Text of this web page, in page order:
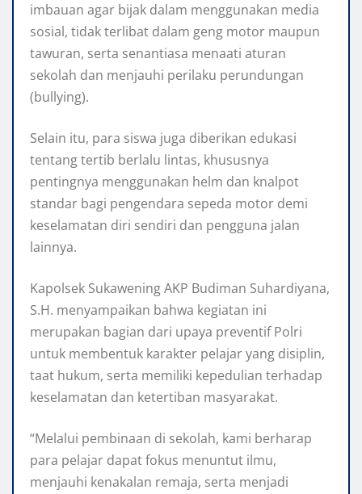
imbauan agar bijak dalam menggunakan media
sosial, tidak terlibat dalam geng motor maupun
tawuran, serta senantiasa menaati aturan
sekolah dan menjauhi perilaku perundungan
(bullying).
Selain itu, para siswa juga diberikan edukasi
tentang tertib berlalu lintas, khususnya
pentingnya menggunakan helm dan knalpot
standar bagi pengendara sepeda motor demi
keselamatan diri sendiri dan pengguna jalan
lainnya.
Kapolsek Sukawening AKP Budiman Suhardiyana,
S.H. menyampaikan bahwa kegiatan ini
merupakan bagian dari upaya preventif Polri
untuk membentuk karakter pelajar yang disiplin,
taat hukum, serta memiliki kepedulian terhadap
keselamatan dan ketertiban masyarakat.
“Melalui pembinaan di sekolah, kami berharap
para pelajar dapat fokus menuntut ilmu,
menjauhi kenakalan remaja, serta menjadi